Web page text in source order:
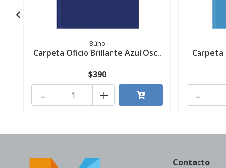
Búho
Carpeta Oficio Brillante Azul Osc..
$390
+
-
Carpeta
-
Contacto